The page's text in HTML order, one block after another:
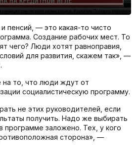
пенсий, — это какая-то чисто
Создание рабочих мест. То
чего? Люди хотят равноправия,
для развития, скажем так», —
на то, что люди ждут от
социалистическую программу.
не этих руководителей, если
получить. Надо же выбирать
программе заложено. Тех, у кого
сторона», —